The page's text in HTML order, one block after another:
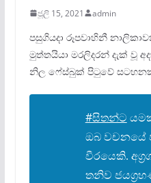
ජූලි 15, 2021 admin
පසුගියදා රූපවාහිනී
මුත්තයියා මරලිදරන් දැක් වූ
නිල ෆේස්බුක් පිටුවේ
#සිතන්ට
ඔබ වචනයේ
වීරයෙකි. අග්
තනිව ජයග්